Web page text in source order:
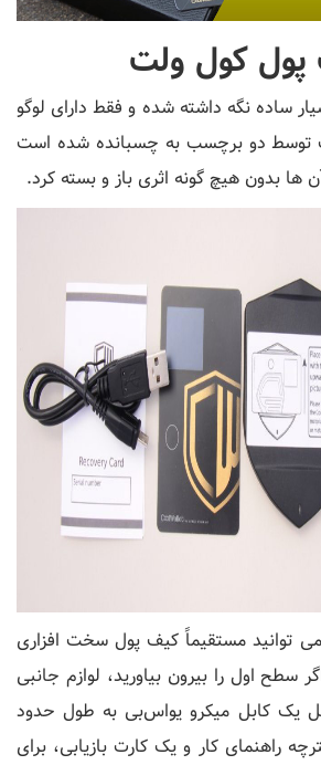
کول ولت
ساده نگه داشته شده و فقط دارای لوگو
توسط دو برچسب به چسبانده شده است
ها بدون هیچ گونه اثری باز و بسته کرد.
می توانید مستقیماً کیف پول سخت افزاری
سطح اول را بیرون بیاورید، لوازم جانبی
یک کابل میکرو یو‌اس‌بی به طول حدود
راهنمای کار و یک کارت بازیابی، برای